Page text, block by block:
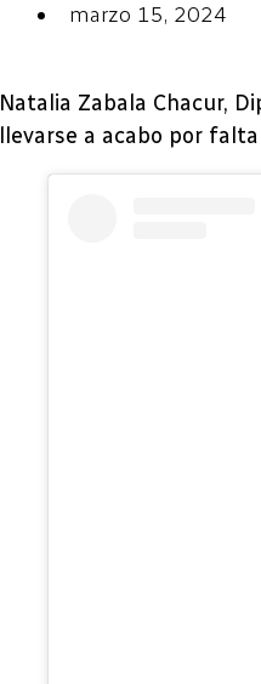
marzo 15, 2024
Natalia Zabala Chacur,
llevarse a acabo por